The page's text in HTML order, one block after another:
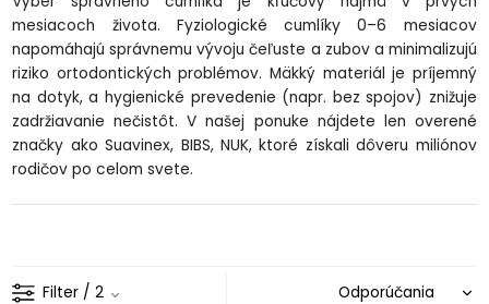
mesiacoch života. Fyziologické cumlíky 0–6 mesiacov
napomáhajú správnemu vývoju čeľuste a zubov a minimalizujú
riziko ortodontických problémov. Mäkký materiál je príjemný
na dotyk, a hygienické prevedenie (napr. bez spojov) znižuje
zadržiavanie nečistôt. V našej ponuke nájdete len overené
značky ako Suavinex, BIBS, NUK, ktoré získali dôveru miliónov
rodičov po celom svete.
Filter / 2